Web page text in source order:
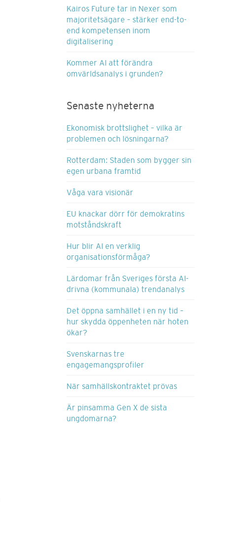
Kairos Future tar in Nexer som
majoritetsägare – stärker end-to-
end kompetensen inom
digitalisering
Kommer AI att förändra
omvärldsanalys i grunden?
Senaste nyheterna
Ekonomisk brottslighet – vilka är
problemen och lösningarna?
Rotterdam: Staden som bygger sin
egen urbana framtid
Våga vara visionär
EU knackar dörr för demokratins
motståndskraft
Hur blir AI en verklig
organisationsförmåga?
Lärdomar från Sveriges första AI-
drivna (kommunala) trendanalys
Det öppna samhället i en ny tid –
hur skydda öppenheten när hoten
ökar?
Svenskarnas tre
engagemangsprofiler
När samhällskontraktet prövas
Är pinsamma Gen X de sista
ungdomarna?